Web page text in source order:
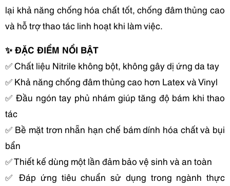
lại khả năng chống hóa chất tốt, chống đâm thủng cao
và hỗ trợ thao tác linh hoạt khi làm việc.
✨ ĐẶC ĐIỂM NỔI BẬT
✅ Chất liệu Nitrile không bột, không gây dị ứng da tay
✅ Khả năng chống đâm thủng cao hơn Latex và Vinyl
✅ Đầu ngón tay phủ nhám giúp tăng độ bám khi thao
tác
✅ Bề mặt trơn nhẵn hạn chế bám dính hóa chất và bụi
bẩn
✅ Thiết kế dùng một lần đảm bảo vệ sinh và an toàn
✅ Đáp ứng tiêu chuẩn sử dụng trong ngành thực